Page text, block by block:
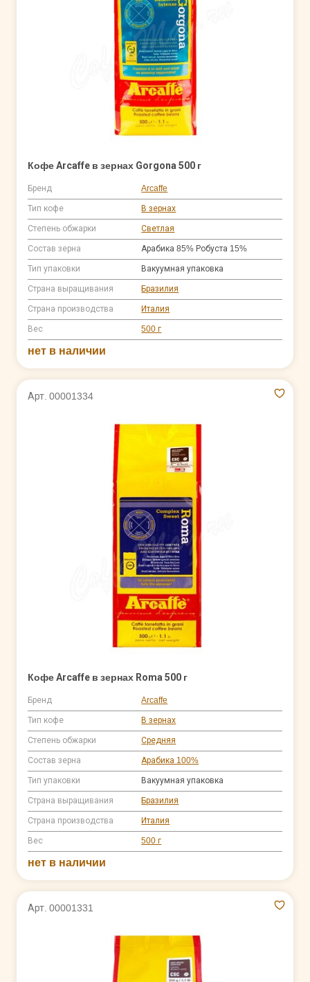
Кофе Arcaffe в зернах Gorgona 500 г
Бренд Arcaffe
Тип кофе В зернах
Степень обжарки Светлая
Состав зерна Арабика 85% Робуста 15%
Тип упаковки Вакуумная упаковка
Страна выращивания Бразилия
Страна производства Италия
Вес 500 г
нет в наличии
Арт. 00001334
Кофе Arcaffe в зернах Roma 500 г
Бренд Arcaffe
Тип кофе В зернах
Степень обжарки Средняя
Состав зерна Арабика 100%
Тип упаковки Вакуумная упаковка
Страна выращивания Бразилия
Страна производства Италия
Вес 500 г
нет в наличии
Арт. 00001331